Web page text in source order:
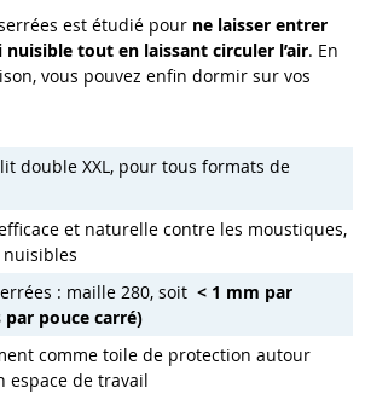
est étudié pour ne laisser entrer
tout en laissant circuler l’air. En
vous pouvez enfin dormir sur vos
double XXL, pour tous formats de
et naturelle contre les moustiques,
: maille 280, soit < 1 mm par
pouce carré)
comme toile de protection autour
espace de travail